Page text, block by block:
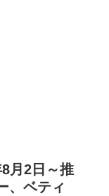
月2日～推
、ベティ